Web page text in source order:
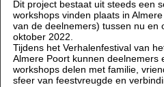
Dit project bestaat uit steeds een
workshops vinden plaats in
van de deelnemers) tussen nu en
oktober 2022.
Tijdens het Verhalenfestival van
Almere Poort kunnen deelnemers
workshops delen met familie,
sfeer van feestvreugde en